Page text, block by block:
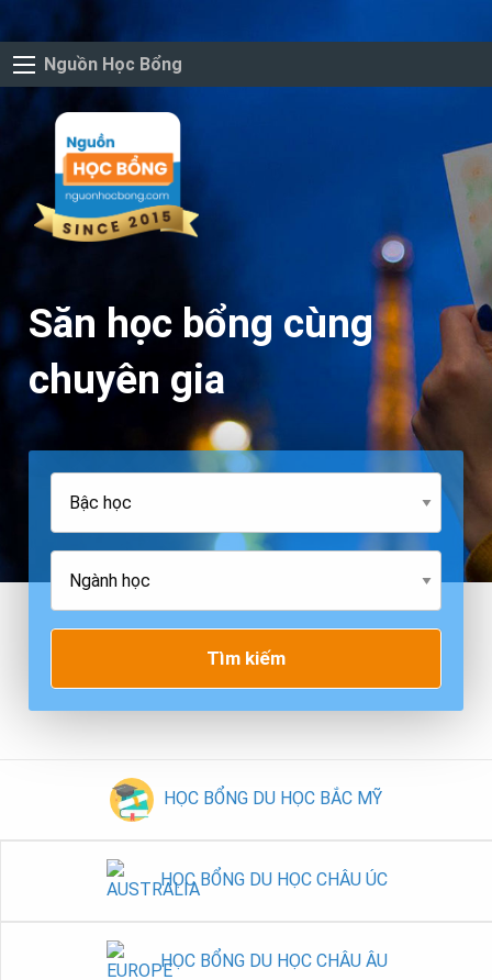
Nguồn Học Bổng
Săn học bổng cùng
chuyên gia
Tìm kiếm
HỌC BỔNG DU HỌC BẮC MỸ
HỌC BỔNG DU HỌC CHÂU ÚC
HỌC BỔNG DU HỌC CHÂU ÂU